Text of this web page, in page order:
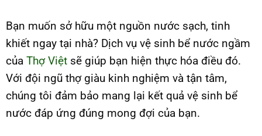
Bạn muốn sở hữu một nguồn nước sạch, tinh
khiết ngay tại nhà? Dịch vụ vệ sinh bể nước ngầm
của Thợ Việt sẽ giúp bạn hiện thực hóa điều đó.
Với đội ngũ thợ giàu kinh nghiệm và tận tâm,
chúng tôi đảm bảo mang lại kết quả vệ sinh bể
nước đáp ứng đúng mong đợi của bạn.